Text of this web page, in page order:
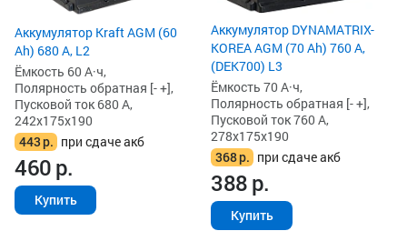
Аккумулятор Kraft AGM (60
Ah) 680 А, L2
Ёмкость 60 А·ч,
Полярность обратная [- +],
Пусковой ток 680 А,
242x175x190
443р. при сдаче акб
460р.
Купить
Аккумулятор DYNAMATRIX-
KOREA AGM (70 Ah) 760 А,
(DEK700) L3
Ёмкость 70 А·ч,
Полярность обратная [- +],
Пусковой ток 760 А,
278x175x190
368р. при сдаче акб
388р.
Купить